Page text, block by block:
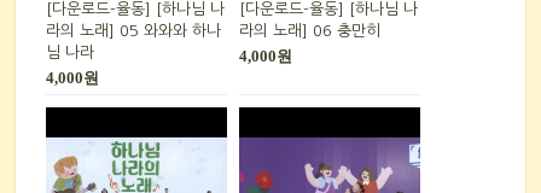
[다운로드-율동] [하나님 나
라의 노래] 05 와와와 하나
님 나라
4,000원
[다운로드-율동] [하나님 나
라의 노래] 06 충만히
4,000원